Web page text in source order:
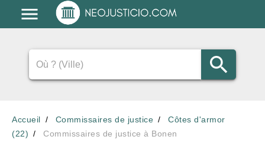
Accueil Commissaires de justice
Côtes d'armor
(22)
Commissaires de justice à Bonen